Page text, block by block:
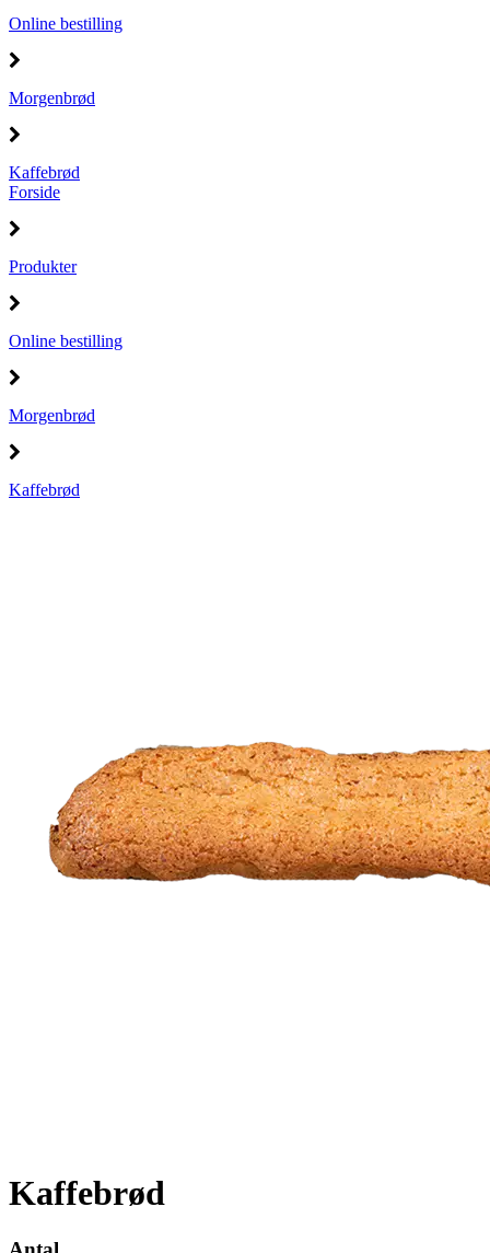
Online bestilling
Morgenbrød
Kaffebrød
Forside
Produkter
Online bestilling
Morgenbrød
Kaffebrød
Kaffebrød